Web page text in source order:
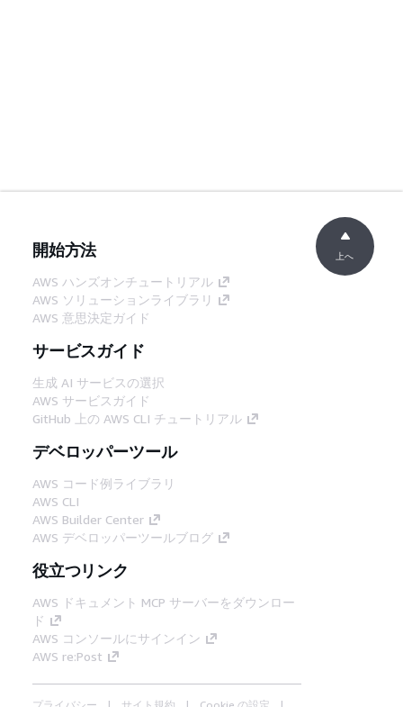
開始方法
AWS ハンズオンチュートリアル
AWS ソリューションライブラリ
AWS 意思決定ガイド
サービスガイド
生成 AI サービスの選択
AWS サービスガイド
GitHub 上の AWS CLI チュートリアル
デベロッパーツール
AWS コード例ライブラリ
AWS CLI
AWS Builder Center
AWS デベロッパーツールブログ
役立つリンク
AWS ドキュメント MCP サーバーをダウンロー
ド
AWS コンソールにサインイン
AWS re:Post
プライバシー サイト規約 Cookie の設定
上へ